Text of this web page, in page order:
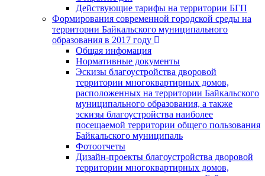
Действующие тарифы на территории БГП
Формирования современной городской среды на
территории Байкальского муниципального
образования в 2017 году
Общая инфомация
Нормативные документы
Эскизы благоустройства дворовой
территории многоквартирных домов,
расположенных на территории Байкальского
муниципального образования, а также
эскизы благоустройства наиболее
посещаемой территории общего пользования
Байкальского муниципаль
Фотоотчеты
Дизайн-проекты благоустройства дворовой
территории многоквартирных домов,